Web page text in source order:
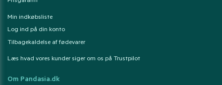
Min indkøbsliste
Log ind på din konto
Tilbagekaldelse af fødevarer
Læs hvad vores kunder siger om os på Trustpilot
Om Pandasia.dk